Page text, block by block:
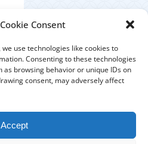
Consent
use technologies like cookies to
Consenting to these technologies
as browsing behavior or unique IDs on
consent, may adversely affect
Accept
молодёжью в